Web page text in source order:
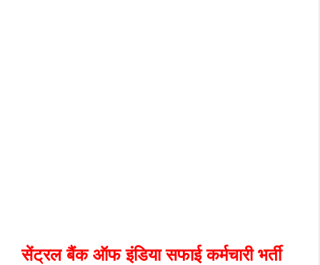
सेंट्रल बैंक ऑफ इंडिया सफाई कर्मचारी भर्ती